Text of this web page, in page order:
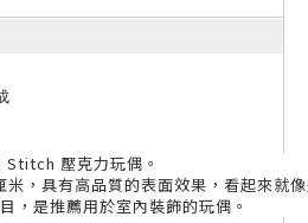
壓克力玩偶。
米，具有高品質的表面效果，看起來就
，是推薦用於室內裝飾的玩偶。